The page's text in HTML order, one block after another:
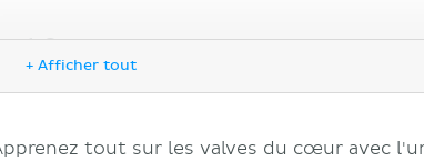
Sources
+ Afficher tout
tout sur les valves du cœur avec